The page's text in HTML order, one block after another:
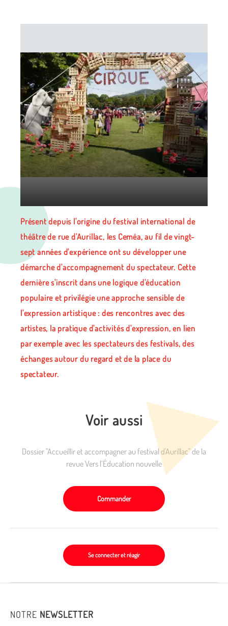
Présent depuis l'origine du festival international de
théâtre de rue d'Aurillac, les Ceméa, au fil de vingt-
sept années d'expérience ont su développer une
démarche d'accompagnement du spectateur. Cette
dernière s'inscrit dans une logique d'éducation
populaire et privilégie une approche sensible de
l'expression artistique : des rencontres avec des
artistes, la pratique d'activités d'expression, en lien
par exemple avec les spectateurs des festivals, des
échanges autour du regard et de la place du
spectateur.
Voir aussi
Dossier "Accueillir et accompagner au festival d'Aurillac" de la
revue Vers l’Éducation nouvelle
Commander
Se connecter et réagir
NOTRE NEWSLETTER